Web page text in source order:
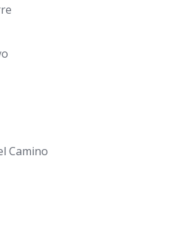
Camino